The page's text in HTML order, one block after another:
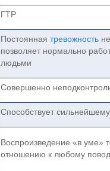
ГТР
Постоянная тревожностьне
позволяет нормально
людьми
Совершенно
Способствует
Воспроизведение «в уме»
отношению к любому